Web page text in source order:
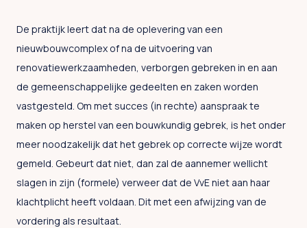
De praktijk leert dat na de oplevering van een
nieuwbouwcomplex of na de uitvoering van
renovatiewerkzaamheden, verborgen gebreken in en aan
de gemeenschappelijke gedeelten en zaken worden
vastgesteld. Om met succes (in rechte) aanspraak te
maken op herstel van een bouwkundig gebrek, is het onder
meer noodzakelijk dat het gebrek op correcte wijze wordt
gemeld. Gebeurt dat niet, dan zal de aannemer wellicht
slagen in zijn (formele) verweer dat de VvE niet aan haar
klachtplicht heeft voldaan. Dit met een afwijzing van de
vordering als resultaat.